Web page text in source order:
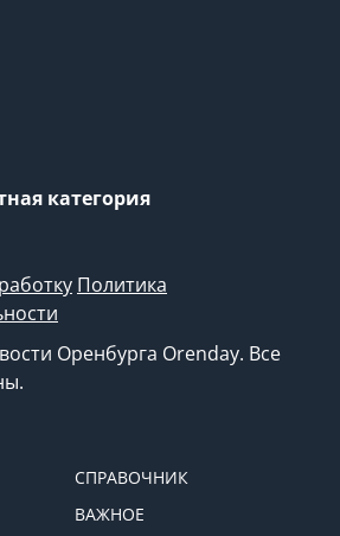
категория
Политика
Оренбурга Orenday. Все
СПРАВОЧНИК
ВАЖНОЕ